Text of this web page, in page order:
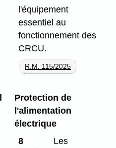
l'équipement
essentiel au
fonctionnement des
CRCU.
R.M. 115/2025
Protection de
l'alimentation
électrique
8
Les